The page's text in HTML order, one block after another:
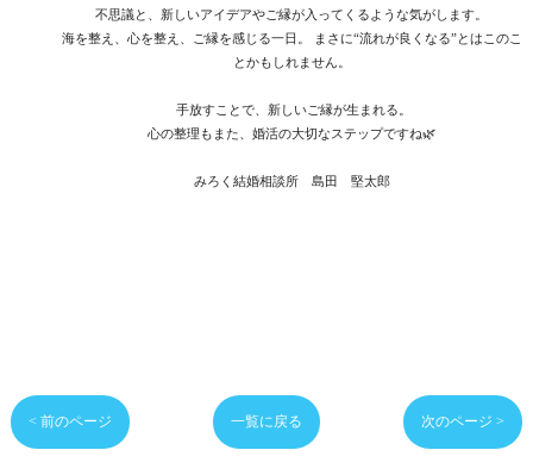
不思議と、新しいアイデアやご縁が入ってくるような気がします。
海を整え、心を整え、ご縁を感じる一日。 まさに“流れが良くなる”とはこのこ
とかもしれません。
手放すことで、新しいご縁が生まれる。
心の整理もまた、婚活の大切なステップですね🌿
みろく結婚相談所 島田 堅太郎
< 前のページ 一覧に戻る 次のページ >